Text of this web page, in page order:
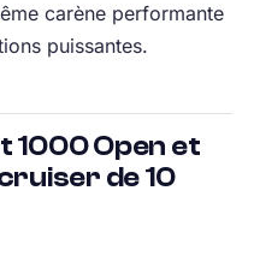
carène performante
puissantes.
1000 Open et
de 10